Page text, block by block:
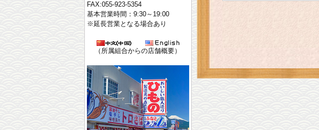
FAX:055-923-5354
基本営業時間：9:30～19:00
※延長営業となる場合あり
（所属組合からの店舗概要）